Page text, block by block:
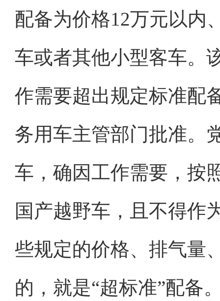
配备为价格12万元以内
车或者其他小型客车。
作需要超出规定标准配
务用车主管部门批准。
车，确因工作需要，按
国产越野车，且不得作
些规定的价格、排气量
的，就是“超标准”配备